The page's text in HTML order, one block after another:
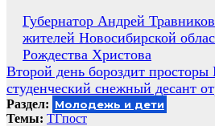
Навигация
по
записям
Губернатор Андрей
жителей Новосибирской
Рождества Христова
Второй день бороздит просторы
студенческий снежный десант
Раздел: Молодежь и дети
Темы: ТГпост